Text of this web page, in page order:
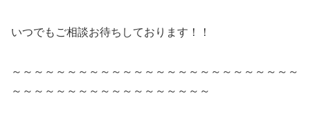
いつでもご相談お待ちしております！！
～～～～～～～～～～～～～～～～～～～～～～～～～～
～～～～～～～～～～～～～～～～～～